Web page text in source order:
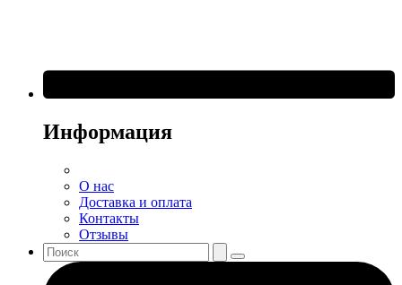
Информация
О нас
Доставка и оплата
Контакты
Отзывы